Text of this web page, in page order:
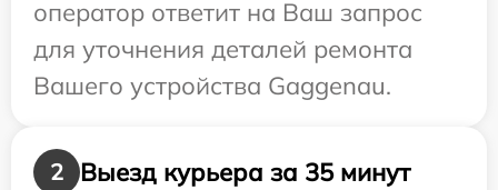
оператор ответит на Ваш запрос
для уточнения деталей ремонта
Вашего устройства Gaggenau.
2
Выезд курьера за 35 минут